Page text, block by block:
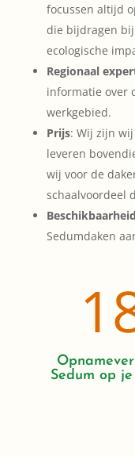
focussen altijd
die bijdragen
ecologische
Regionaal
informatie over
werkgebied.
Prijs: Wij zijn
leveren
wij voor de
schaalvoordeel
Beschikbaarheid
Sedumdaken
Sedum op